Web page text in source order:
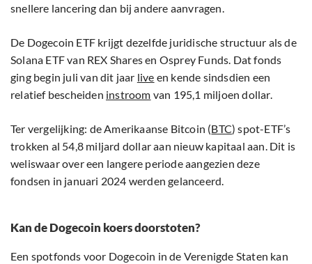
snellere lancering dan bij andere aanvragen.
De Dogecoin ETF krijgt dezelfde juridische structuur als de
Solana ETF van REX Shares en Osprey Funds. Dat fonds
ging begin juli van dit jaar live en kende sindsdien een
relatief bescheiden instroom van 195,1 miljoen dollar.
Ter vergelijking: de Amerikaanse Bitcoin (BTC) spot-ETF’s
trokken al 54,8 miljard dollar aan nieuw kapitaal aan. Dit is
weliswaar over een langere periode aangezien deze
fondsen in januari 2024 werden gelanceerd.
Kan de Dogecoin koers doorstoten?
Een spotfonds voor Dogecoin in de Verenigde Staten kan